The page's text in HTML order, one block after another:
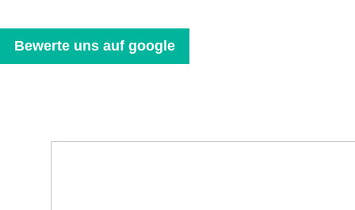
Bewerte uns auf google